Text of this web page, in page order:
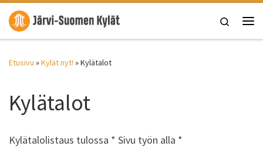
Skip to content
Search
Etusivu »Kylät nyt! »Kylätalot
Kylätalot
Kylätalolistaus tulossa * Sivu työn alla *